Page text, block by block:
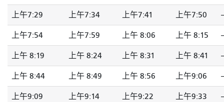
上午7:29 上午7:34 上午7:41 上午7:50
上午7:54 上午7:59 上午 8:06 上午 8:15
上午 8:19 上午 8:24 上午 8:31 上午 8:41
上午 8:44 上午 8:49 上午 8:56 上午9:06
上午9:09 上午9:14 上午9:22 上午9:33